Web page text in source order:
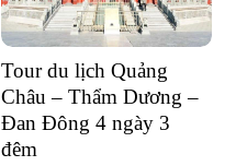
Tour du lịch Quảng
Châu – Thẩm Dương –
Đan Đông 4 ngày 3
đêm